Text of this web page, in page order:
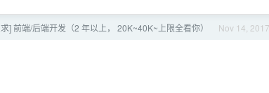
Nov 14, 2017
] 前端/后端开发（2 年以上， 20K~40K~上限全看你）